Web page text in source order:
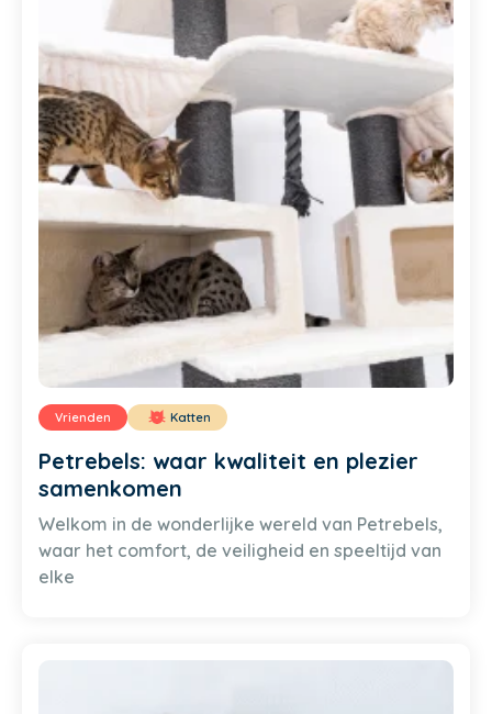
Vrienden Katten
Petrebels: waar kwaliteit en plezier
samenkomen
Welkom in de wonderlijke wereld van Petrebels,
waar het comfort, de veiligheid en speeltijd van
elke